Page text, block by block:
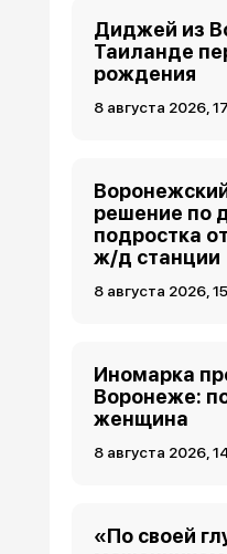
Диджей из
Таиланде
рождения
8 августа 2026,
решение по
подростка
ж/д станции
8 августа 2026,
Иномарка
Воронеже:
женщина
8 августа 2026,
«По своей